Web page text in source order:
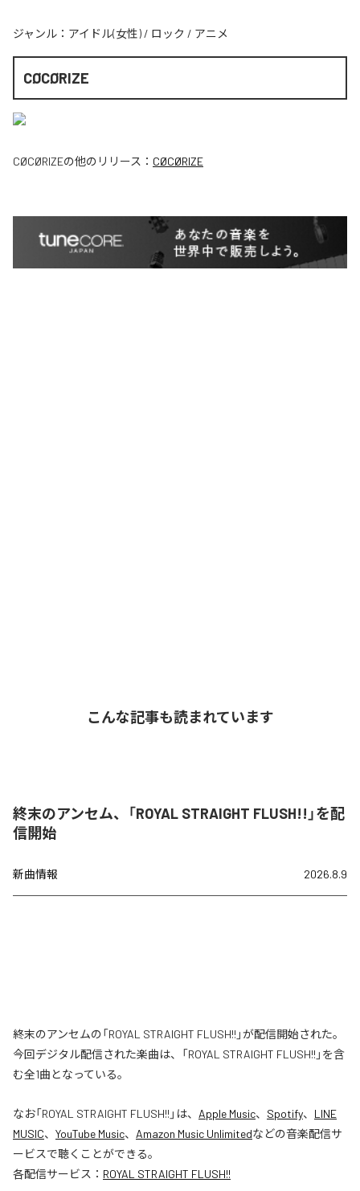
ジャンル： アイドル(女性) / ロック / アニメ
CØCØRIZE
CØCØRIZEの他のリリース： CØCØRIZE
こんな記事も読まれています
終末のアンセム、「ROYAL STRAIGHT FLUSH!!」を配
信開始
新曲情報 2026.8.9
終末のアンセムの「ROYAL STRAIGHT FLUSH!!」が配信開始された。
今回デジタル配信された楽曲は、「ROYAL STRAIGHT FLUSH!!」を含
む全1曲となっている。
なお「ROYAL STRAIGHT FLUSH!! 」は、 Apple Music、 Spotify、 LINE
MUSIC、 YouTube Music、 Amazon Music Unlimitedなどの音楽配信サ
ービスで聴くことができる。
各配信サービス： ROYAL STRAIGHT FLUSH!!